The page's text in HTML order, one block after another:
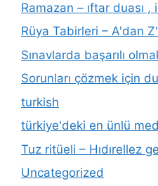
Ramazan – ıftar duası ,
Rüya Tabirleri – A'dan
Sınavlarda başarılı
Sorunları çözmek için
turkish
türkiye'deki en ünlü
Tuz ritüeli – Hıdırellez
Uncategorized